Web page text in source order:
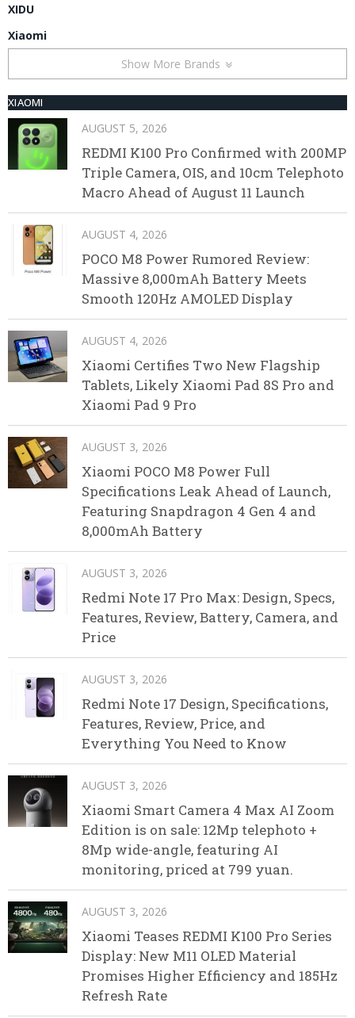
XIDU
Xiaomi
Show More Brands
XIAOMI
AUGUST 5, 2026
REDMI K100 Pro Confirmed with 200MP
Triple Camera, OIS, and 10cm Telephoto
Macro Ahead of August 11 Launch
AUGUST 4, 2026
POCO M8 Power Rumored Review:
Massive 8,000mAh Battery Meets
Smooth 120Hz AMOLED Display
AUGUST 4, 2026
Xiaomi Certifies Two New Flagship
Tablets, Likely Xiaomi Pad 8S Pro and
Xiaomi Pad 9 Pro
AUGUST 3, 2026
Xiaomi POCO M8 Power Full
Specifications Leak Ahead of Launch,
Featuring Snapdragon 4 Gen 4 and
8,000mAh Battery
AUGUST 3, 2026
Redmi Note 17 Pro Max: Design, Specs,
Features, Review, Battery, Camera, and
Price
AUGUST 3, 2026
Redmi Note 17 Design, Specifications,
Features, Review, Price, and
Everything You Need to Know
AUGUST 3, 2026
Xiaomi Smart Camera 4 Max AI Zoom
Edition is on sale: 12Mp telephoto +
8Mp wide-angle, featuring AI
monitoring, priced at 799 yuan.
AUGUST 3, 2026
Xiaomi Teases REDMI K100 Pro Series
Display: New M11 OLED Material
Promises Higher Efficiency and 185Hz
Refresh Rate